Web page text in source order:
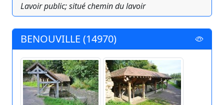
Lavoir public; situé chemin du lavoir
BENOUVILLE (14970)